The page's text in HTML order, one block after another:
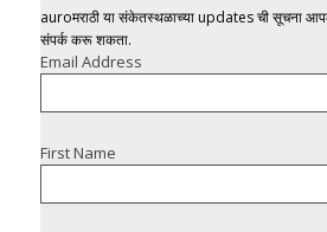
auroमराठी या संकेतस्थळाच्या updates ची सूचना
संपर्क करू शकता.
Email Address
First Name